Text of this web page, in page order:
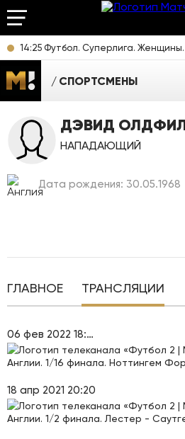
СПОРТСМЕНЫ
ДЭВИД
НАПАДАЮЩИЙ
Дата рождения: 30.05.1968
ГЛАВНОЕ ТРАНСЛЯЦИИ
06 фев 2022 18:46
Англии. 1/16 финала. Ноттингем
18 апр 2021 20:20
Англии. 1/2 финала. Лестер -